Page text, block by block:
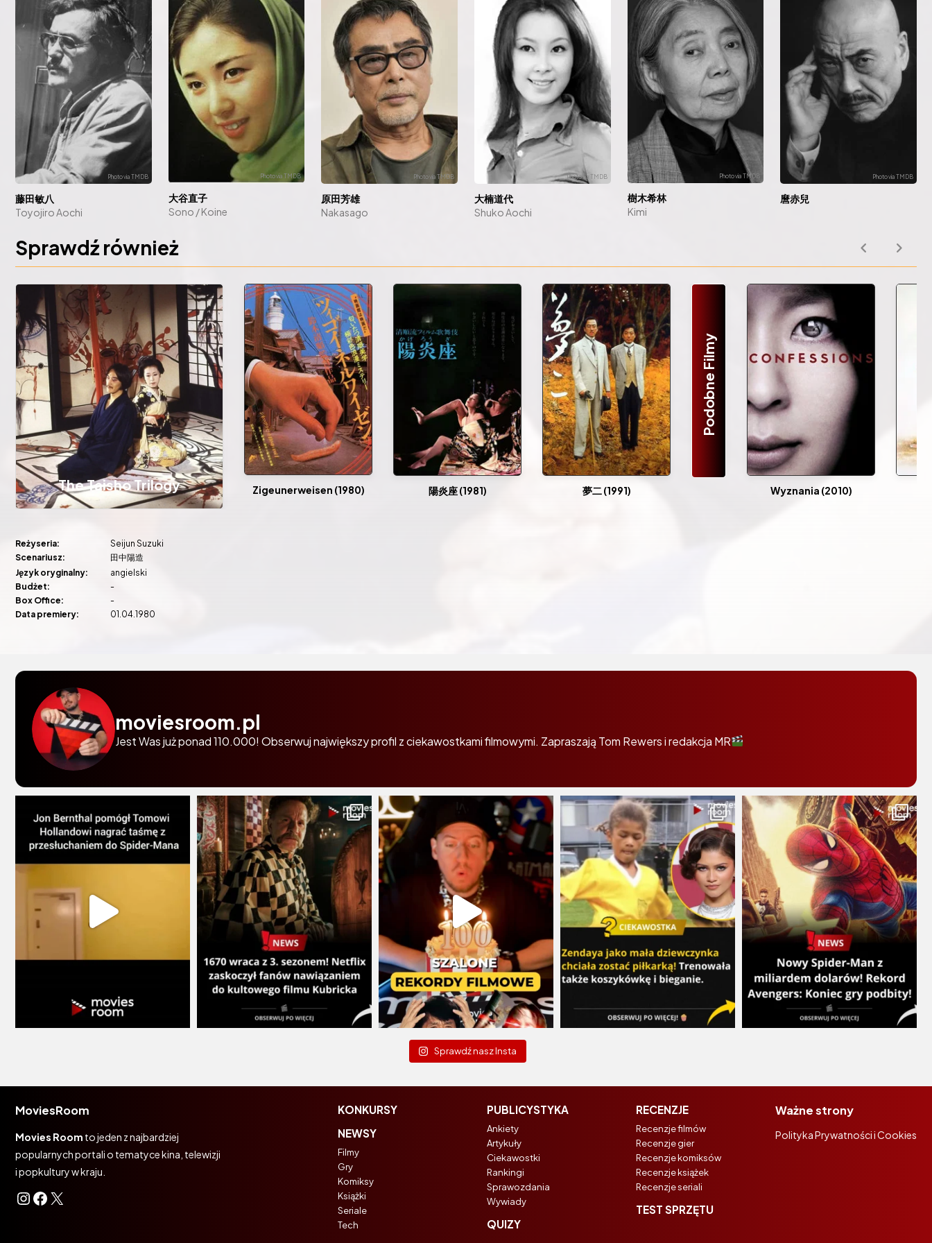
藤田敏八
Toyojiro Aochi
大谷直子
Sono / Koine
原田芳雄
Nakasago
大楠道代
Shuko Aochi
樹木希林
Kimi
麿赤兒
Sprawdź również
The Taisho Trilogy Zigeunerweisen (1980) 陽炎座 (1981) 夢二 (1991)
Podobne Filmy
Wyznania (2010)
Reżyseria:
Seijun Suzuki
Scenariusz:
田中陽造
Język oryginalny:
angielski
Budżet:
-
Box Office:
-
Data premiery:
01.04.1980
moviesroom.pl
Jest Was już ponad 110.000! Obserwuj największy profil z ciekawostkami filmowymi. Zapraszają Tom Rewers i redakcja MR
Sprawdź nasz Insta
MoviesRoom
Movies Room to jeden z najbardziej
popularnych portali o tematyce kina, telewizji
i popkultury w kraju.
Instagram
Facebook
X
KONKURSY
NEWSY
Filmy
Gry
Komiksy
Książki
Seriale
Tech
PUBLICYSTYKA
Ankiety
Artykuły
Ciekawostki
Rankingi
Sprawozdania
Wywiady
QUIZY
RECENZJE
Recenzje filmów
Recenzje gier
Recenzje komiksów
Recenzje książek
Recenzje seriali
TEST SPRZĘTU
Ważne strony
Polityka Prywatności i Cookies